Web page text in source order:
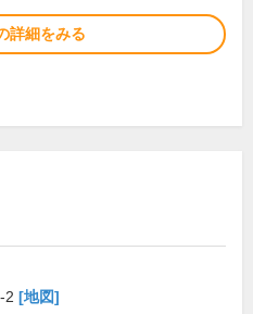
詳細をみる
2 [地図]